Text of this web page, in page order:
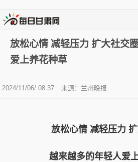
放松心情 减轻压力 扩大社交
爱上养花种草
2024/11/06/ 08:37 来源：兰州晚报
放松心情 减轻压力
越来越多的年轻人爱